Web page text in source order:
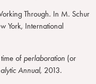
Through. In M. Schur
York, International
of perlaboration (or
Annual, 2013.